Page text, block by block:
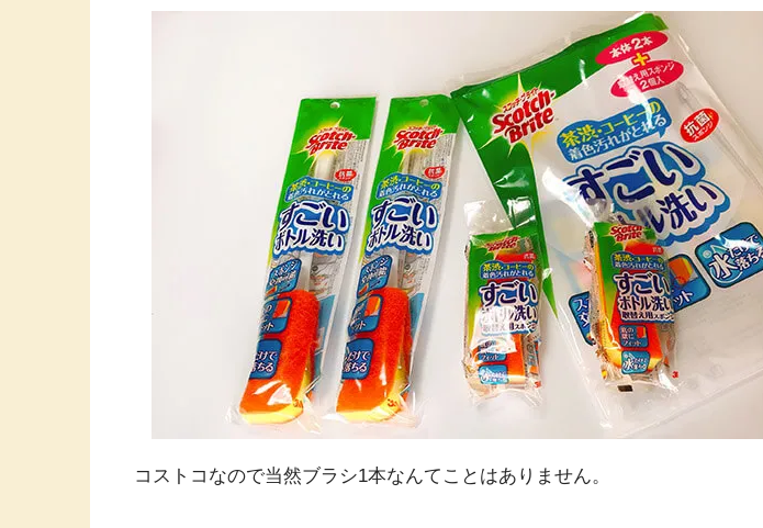
コストコなので当然ブラシ1本なんてことはありません。